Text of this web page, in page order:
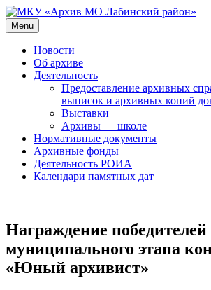
Skip
to
content
МКУ «Архив МО Лабинский район»
Официальный сайт
Menu
Новости
Об архиве
Деятельность
Предоставление архивных
выписок и архивных копий
Выставки
Архивы — школе
Нормативные документы
Архивные фонды
Деятельность РОИА
Календари памятных дат
Награждение победителей
муниципального этапа
«Юный архивист»